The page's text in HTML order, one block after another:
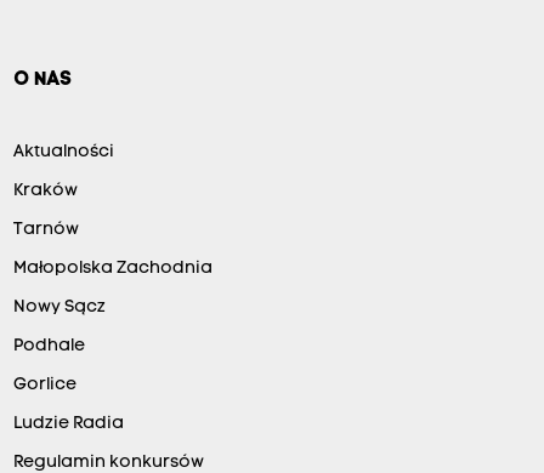
O NAS
Aktualności
Kraków
Tarnów
Małopolska Zachodnia
Nowy Sącz
Podhale
Gorlice
Ludzie Radia
Regulamin konkursów